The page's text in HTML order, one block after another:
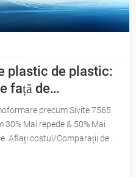
plastic de plastic:
față de
precum Sivite 7565
Mai repede & 50% Mai
Aflați costul/Comparații de